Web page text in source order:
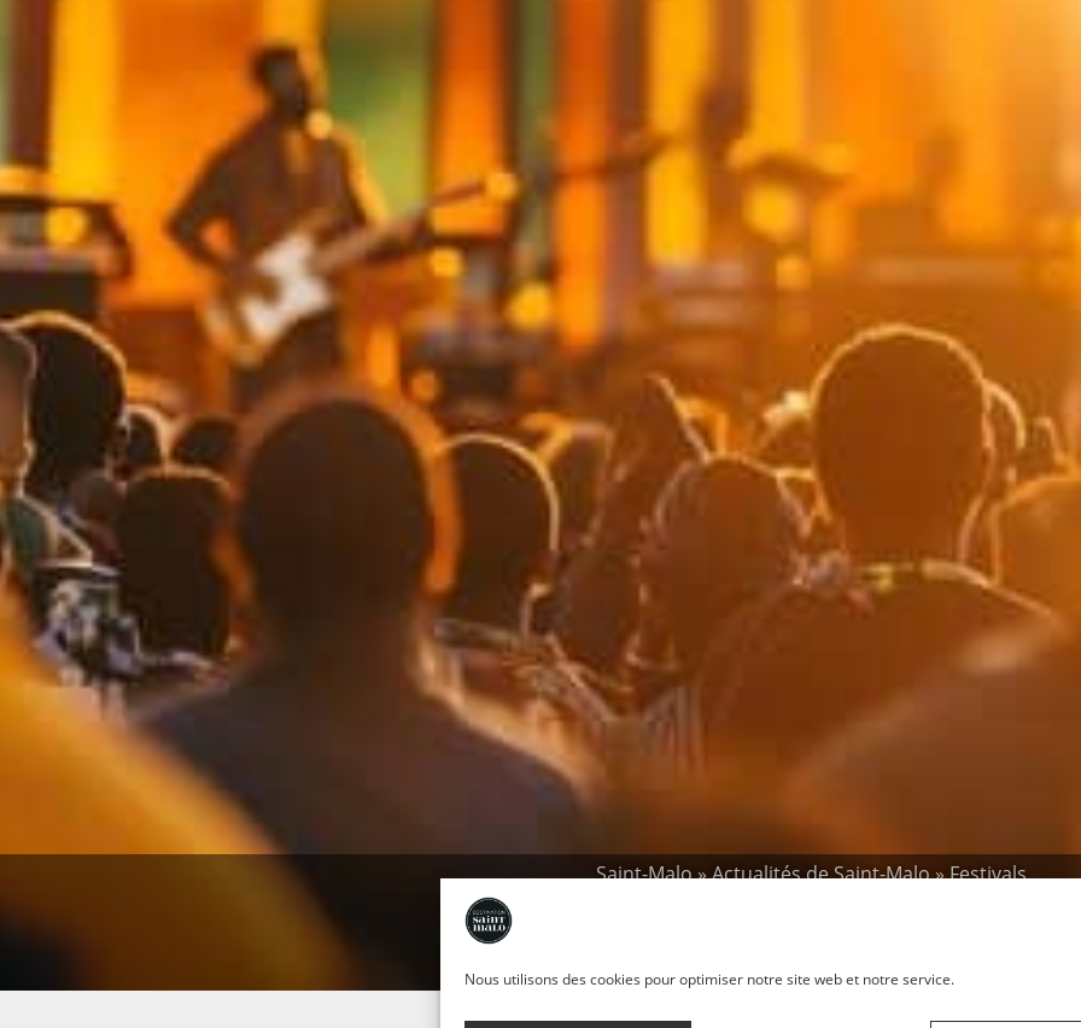
Nous utilisons des cookies pour optimiser notre site web et notre service.
Saint-Malo»Actualités de Saint-Malo»Festivals
La fête de la musique à Saint-